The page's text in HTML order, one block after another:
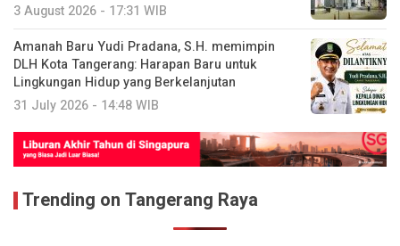
3 August 2026 - 17:31 WIB
Amanah Baru Yudi Pradana, S.H. memimpin
DLH Kota Tangerang: Harapan Baru untuk
Lingkungan Hidup yang Berkelanjutan
31 July 2026 - 14:48 WIB
Trending on Tangerang Raya